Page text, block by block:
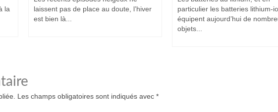
la
laissent pas de place au doute, l’hiver
est bien là...
particulier les batteries lithium-
équipent aujourd’hui de
objets...
Les champs obligatoires sont indiqués avec *